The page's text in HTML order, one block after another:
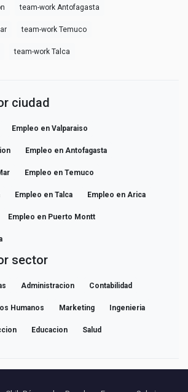
team-work Antofagasta
team-work Temuco
team-work Talca
ciudad
Empleo en Valparaiso
Empleo en Antofagasta
Empleo en Temuco
Empleo en Talca Empleo en Arica
Empleo en Puerto Montt
sector
Administracion Contabilidad
Humanos Marketing Ingenieria
Educacion Salud